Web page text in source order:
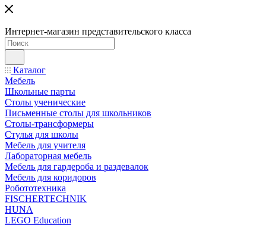
Интернет-магазин представительского класса
Каталог
Мебель
Школьные парты
Столы ученические
Письменные столы для школьников
Столы-трансформеры
Стулья для школы
Мебель для учителя
Лабораторная мебель
Мебель для гардероба и раздевалок
Мебель для коридоров
Робототехника
FISCHERTECHNIK
HUNA
LEGO Education